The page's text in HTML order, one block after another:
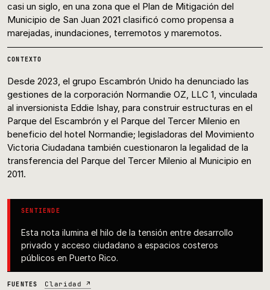
casi un siglo, en una zona que el Plan de Mitigación del
Municipio de San Juan 2021 clasificó como propensa a
marejadas, inundaciones, terremotos y maremotos.
CONTEXTO
Desde 2023, el grupo Escambrón Unido ha denunciado las
gestiones de la corporación Normandie OZ, LLC 1, vinculada
al inversionista Eddie Ishay, para construir estructuras en el
Parque del Escambrón y el Parque del Tercer Milenio en
beneficio del hotel Normandie; legisladoras del Movimiento
Victoria Ciudadana también cuestionaron la legalidad de la
transferencia del Parque del Tercer Milenio al Municipio en
2011.
SENTIENDE
Esta nota ilumina el hilo de la tensión entre desarrollo
privado y acceso ciudadano a espacios costeros
públicos en Puerto Rico.
FUENTES Claridad ↗